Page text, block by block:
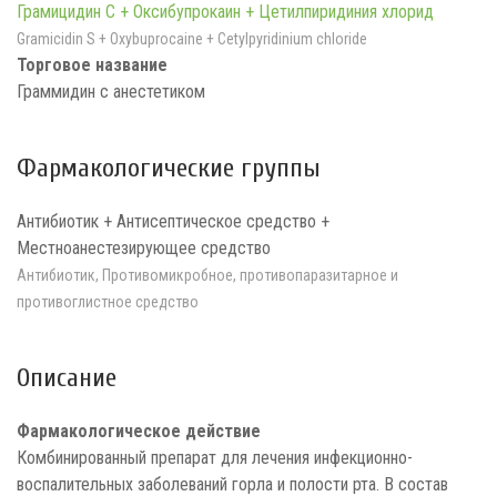
Грамицидин С + Оксибупрокаин + Цетилпиридиния хлорид
Gramicidin S + Oxybuprocaine + Cetylpyridinium chloride
Торговое название
Граммидин с анестетиком
Фармакологические группы
Антибиотик + Антисептическое средство +
Местноанестезирующее средство
Антибиотик, Противомикробное, противопаразитарное и
противоглистное средство
Описание
Фармакологическое действие
Комбинированный препарат для лечения инфекционно-
воспалительных заболеваний горла и полости рта. В состав